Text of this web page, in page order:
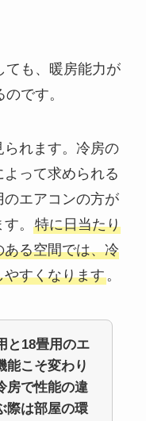
ても、暖房能力が
です。
れます。冷房の
って求められる
エアコンの方が
。 特に日当たり
る空間では、冷
すくなります。
と18畳用のエ
能こそ変わり
房で性能の違
際は部屋の環